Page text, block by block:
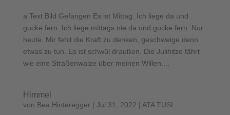
a Text Bild Gefangen Es ist Mittag. Ich liege da und
gucke fern. Ich liege mittags nie da und gucke fern. Nur
heute. Mir fehlt die Kraft zu denken, geschweige denn
etwas zu tun. Es ist schwül draußen. Die Julihitze fährt
wie eine Straßenwalze über meinen Willen....
Himmel
von Bea Hinteregger | Jul 31, 2022 | ATA TUSI